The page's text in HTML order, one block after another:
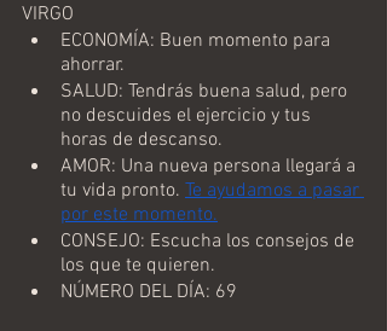
VIRGO
ECONOMÍA: Buen momento para
ahorrar.
SALUD: Tendrás buena salud, pero
no descuides el ejercicio y tus
horas de descanso.
AMOR: Una nueva persona llegará a
tu vida pronto. Te ayudamos a pasar
por este momento.
CONSEJO: Escucha los consejos de
los que te quieren.
NÚMERO DEL DÍA: 69